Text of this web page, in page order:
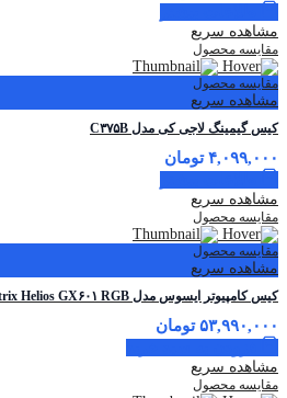
مشاهده سریع
مقایسه محصول
مقایسه محصول
مشاهده سریع
کیس گیمینگ لاجی کی مدل C۳۷۵B
۴,۰۹۹,۰۰۰ تومان
مشاهده سریع
مقایسه محصول
مقایسه محصول
مشاهده سریع
کیس کامپیوتر ایسوس مدل ROG Strix Helios GX۶۰۱ RGB
۵۳,۹۹۰,۰۰۰ تومان
مشاهده سریع
مقایسه محصول